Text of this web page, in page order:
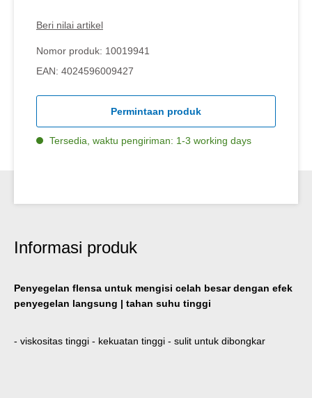
Beri nilai artikel
Nomor produk: 10019941
EAN: 4024596009427
Permintaan produk
Tersedia, waktu pengiriman: 1-3 working days
Informasi produk
Penyegelan flensa untuk mengisi celah besar dengan efek
penyegelan langsung | tahan suhu tinggi
- viskositas tinggi - kekuatan tinggi - sulit untuk dibongkar